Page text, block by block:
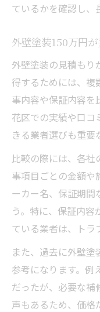
ているかを確認し、
外壁塗装150万円
外壁塗装の見積もり
得するためには、複
事内容や保証内容を
花区での実績や口コ
きる業者選びも重要
比較の際には、各社
事項目ごとの金額や
ーカー名、保証期間
う。特に、保証内
ている業者は、トラ
また、過去に外壁
参考になります。例
だったが、必要な補
声もあるため、価格